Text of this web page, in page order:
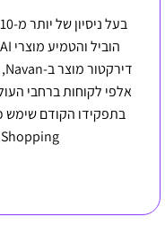
Shopping, ודירקטור מוצר ב-CWT.